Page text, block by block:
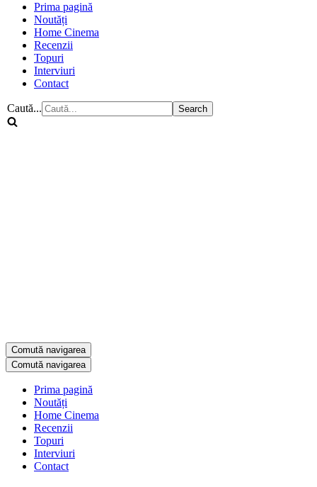
Prima pagină
Noutăți
Home Cinema
Recenzii
Topuri
Interviuri
Contact
Caută...
Comută navigarea
Comută navigarea
Prima pagină
Noutăți
Home Cinema
Recenzii
Topuri
Interviuri
Contact